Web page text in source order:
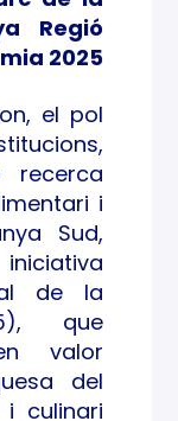
Regió
2025
el pol
recerca
i
Sud,
de la
que
valor
del
i culinari